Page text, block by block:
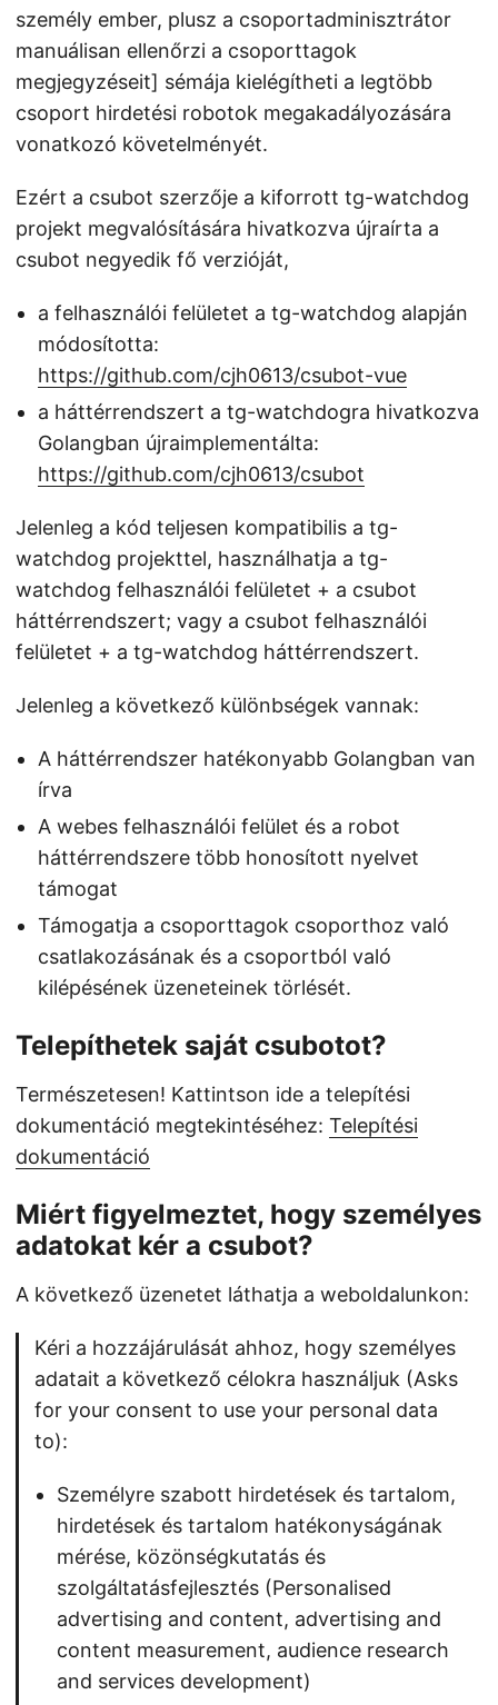
személy ember, plusz a csoportadminisztrátor
manuálisan ellenőrzi a csoporttagok
megjegyzéseit] sémája kielégítheti a legtöbb
csoport hirdetési robotok megakadályozására
vonatkozó követelményét.
Ezért a csubot szerzője a kiforrott tg-watchdog
projekt megvalósítására hivatkozva újraírta a
csubot negyedik fő verzióját,
a felhasználói felületet a tg-watchdog alapján
módosította:
https://github.com/cjh0613/csubot-vue
a háttérrendszert a tg-watchdogra hivatkozva
Golangban újraimplementálta:
https://github.com/cjh0613/csubot
Jelenleg a kód teljesen kompatibilis a tg-
watchdog projekttel, használhatja a tg-
watchdog felhasználói felületet + a csubot
háttérrendszert; vagy a csubot felhasználói
felületet + a tg-watchdog háttérrendszert.
Jelenleg a következő különbségek vannak:
A háttérrendszer hatékonyabb Golangban van
írva
A webes felhasználói felület és a robot
háttérrendszere több honosított nyelvet
támogat
Támogatja a csoporttagok csoporthoz való
csatlakozásának és a csoportból való
kilépésének üzeneteinek törlését.
Telepíthetek saját csubotot?
Természetesen! Kattintson ide a telepítési
dokumentáció megtekintéséhez: Telepítési
dokumentáció
Miért figyelmeztet, hogy személyes
adatokat kér a csubot?
A következő üzenetet láthatja a weboldalunkon:
Kéri a hozzájárulását ahhoz, hogy személyes
adatait a következő célokra használjuk (Asks
for your consent to use your personal data
to):
Személyre szabott hirdetések és tartalom,
hirdetések és tartalom hatékonyságának
mérése, közönségkutatás és
szolgáltatásfejlesztés (Personalised
advertising and content, advertising and
content measurement, audience research
and services development)